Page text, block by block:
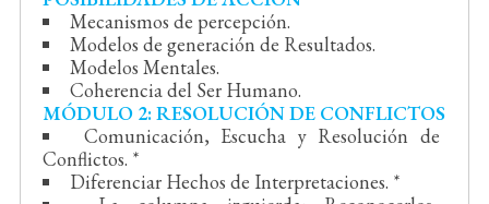
Mecanismos de percepción.
Modelos de generación de Resultados.
Modelos Mentales.
Coherencia del Ser Humano.
MÓDULO 2: RESOLUCIÓN DE CONFLICTOS
Comunicación, Escucha y Resolución de
Conflictos. *
Diferenciar Hechos de Interpretaciones. *